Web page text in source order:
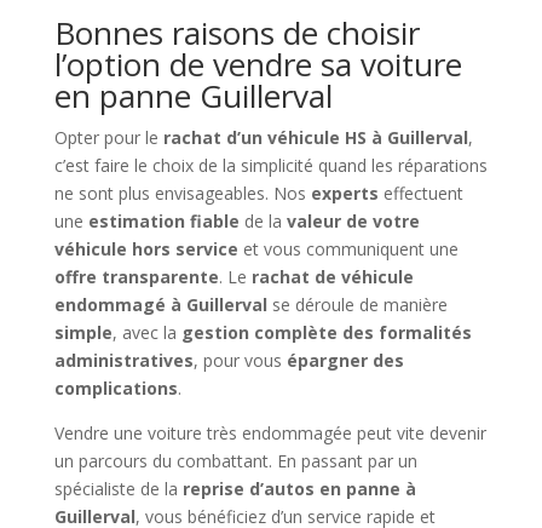
Bonnes raisons de choisir
l’option de vendre sa voiture
en panne Guillerval
Opter pour le rachat d’un véhicule HS à Guillerval,
c’est faire le choix de la simplicité quand les réparations
ne sont plus envisageables. Nos experts effectuent
une estimation fiable de la valeur de votre
véhicule hors service et vous communiquent une
offre transparente. Le rachat de véhicule
endommagé à Guillerval se déroule de manière
simple, avec la gestion complète des formalités
administratives, pour vous épargner des
complications.
Vendre une voiture très endommagée peut vite devenir
un parcours du combattant. En passant par un
spécialiste de la reprise d’autos en panne à
Guillerval, vous bénéficiez d’un service rapide et